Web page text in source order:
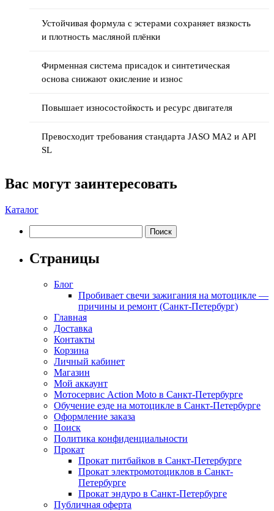
Устойчивая формула с эстерами сохраняет вязкость
и плотность масляной плёнки
Фирменная система присадок и синтетическая
основа снижают окисление и износ
Повышает износостойкость и ресурс двигателя
Превосходит требования стандарта JASO MA2 и API
SL
Вас могут заинтересовать
Каталог
Страницы
Блог
Пробивает свечи зажигания на мотоцикле —
причины и ремонт (Санкт-Петербург)
Главная
Доставка
Контакты
Корзина
Личный кабинет
Магазин
Мой аккаунт
Мотосервис Action Moto в Санкт-Петербурге
Обучение езде на мотоцикле в Санкт-Петербурге
Оформление заказа
Поиск
Политика конфиденциальности
Прокат
Прокат питбайков в Санкт-Петербурге
Прокат электромотоциклов в Санкт-
Петербурге
Прокат эндуро в Санкт-Петербурге
Публичная оферта